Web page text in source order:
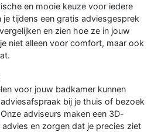
en mooie keuze voor iedere
je tijdens een gratis adviesgesprek
en zien hoe ze in jouw
niet alleen voor comfort, maar ook
voor jouw badkamer kunnen
bij je thuis of bezoek
adviseurs maken een 3D-
en zorgen dat je precies ziet